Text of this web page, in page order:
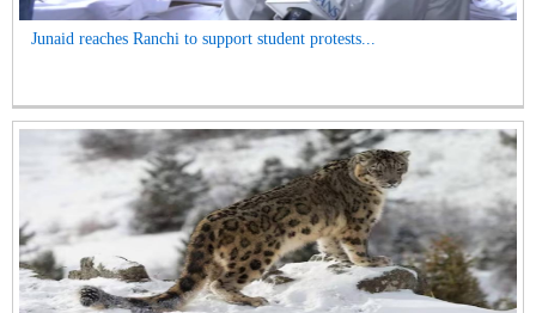
Junaid reaches Ranchi to support student protests...